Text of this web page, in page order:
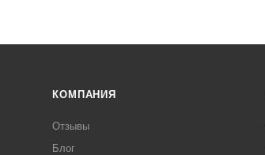
КОМПАНИЯ
Отзывы
Блог